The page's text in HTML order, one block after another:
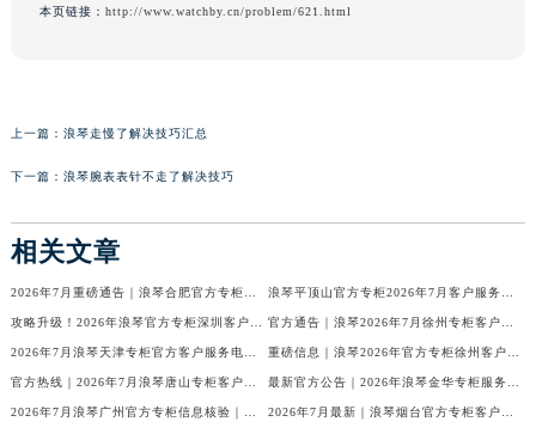
本页链接： http://www.watchby.cn/problem/621.html
上一篇： 浪琴走慢了解决技巧汇总
下一篇： 浪琴腕表表针不走了解决技巧
相关文章